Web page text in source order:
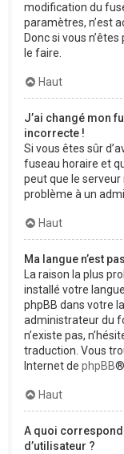
modification du
paramètres, n’est
Donc si vous
le faire.
Haut
J’ai changé mon
incorrecte !
Si vous êtes sûr
fuseau horaire et
peut que le serveur
problème à un
Haut
Ma langue n’est
La raison la plus
installé votre
phpBB dans votre
administrateur du
n’existe pas,
traduction. Vous
Internet de phpBB®.
Haut
A quoi
d’utilisateur ?